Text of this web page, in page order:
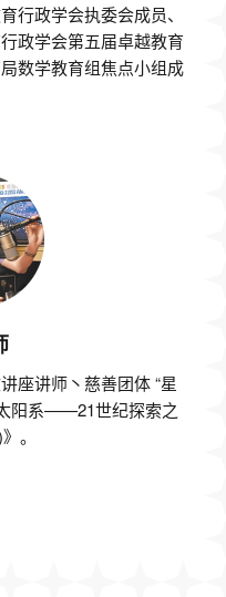
行政学会执委会成员、
政学会第五届卓越教育
数学教育组焦点小组成
座讲师丶慈善团体 “星
阳系——21世纪探索之
。